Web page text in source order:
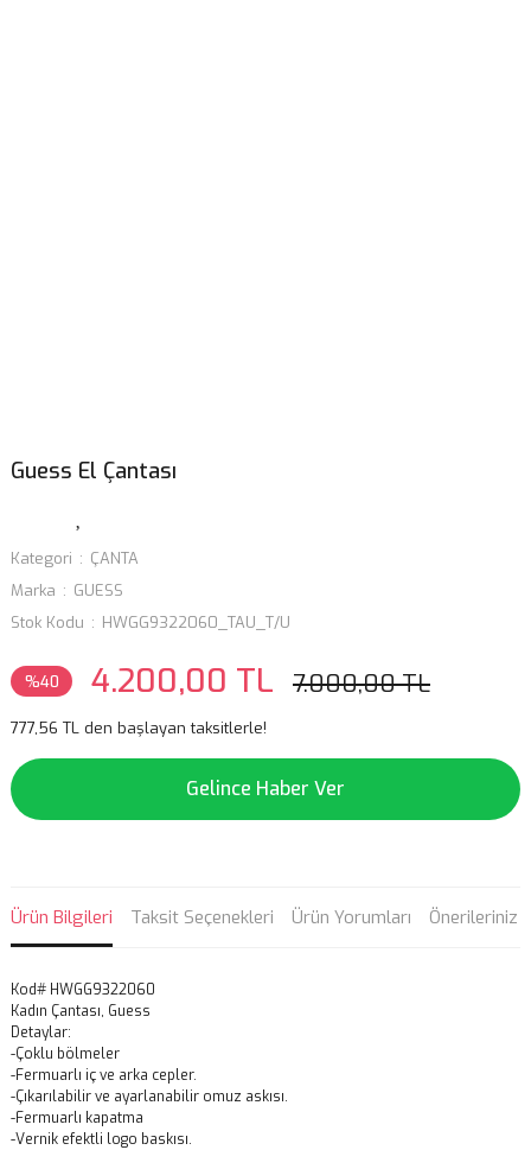
Guess El Çantası
Kategori
ÇANTA
Marka
GUESS
Stok Kodu
HWGG9322060_TAU_T/U
%40 4.200,00 TL 7.000,00 TL
777,56 TL den başlayan taksitlerle!
Gelince Haber Ver
Ürün Bilgileri Taksit Seçenekleri Ürün Yorumları Önerileriniz
Kod# HWGG9322060
Kadın Çantası, Guess
Detaylar:
-Çoklu bölmeler
-Fermuarlı iç ve arka cepler.
-Çıkarılabilir ve ayarlanabilir omuz askısı.
-Fermuarlı kapatma
-Vernik efektli logo baskısı.